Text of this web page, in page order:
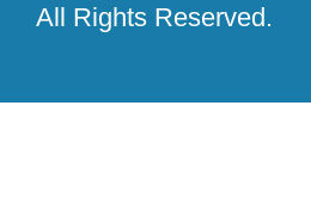
All Rights Reserved.